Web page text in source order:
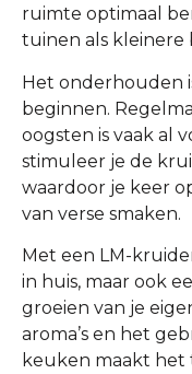
ruimte optimaal
tuinen als kleinere
Het onderhouden
beginnen.
oogsten is vaak al
stimuleer je de
waardoor je keer
van verse smaken.
Met een LM-
in huis, maar ook
groeien van je
aroma’s en het
keuken maakt het